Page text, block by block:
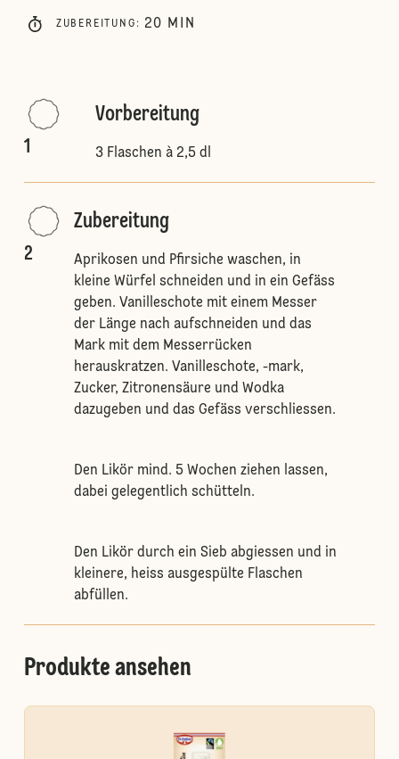
ZUBEREITUNG : 20 MIN
1
Vorbereitung
3 Flaschen à 2,5 dl
2
Zubereitung
Aprikosen und Pfirsiche waschen, in
kleine Würfel schneiden und in ein Gefäss
geben. Vanilleschote mit einem Messer
der Länge nach aufschneiden und das
Mark mit dem Messerrücken
herauskratzen. Vanilleschote, -mark,
Zucker, Zitronensäure und Wodka
dazugeben und das Gefäss verschliessen.
Den Likör mind. 5 Wochen ziehen lassen,
dabei gelegentlich schütteln.
Den Likör durch ein Sieb abgiessen und in
kleinere, heiss ausgespülte Flaschen
abfüllen.
Produkte ansehen